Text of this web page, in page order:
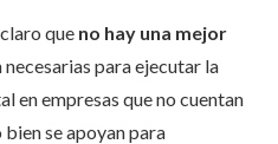
que no hay una mejor
necesarias para ejecutar la
en empresas que no cuentan
se apoyan para